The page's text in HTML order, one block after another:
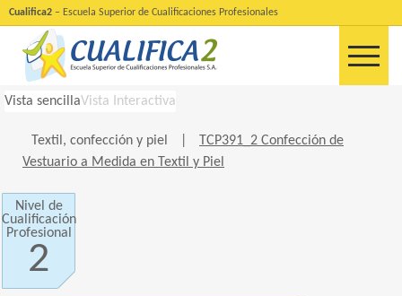
Cualifica2 – Escuela Superior de Cualificaciones Profesionales
Vista sencillaVista Interactiva
Textil, confección y piel
TCP391_2 Confección de
Vestuario a Medida en Textil y Piel
Nivel de
Cualificación
Profesional
2